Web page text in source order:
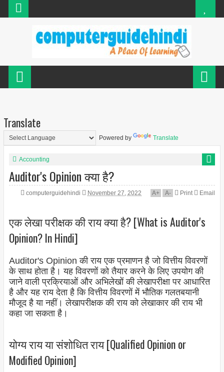
Translate
Powered by Translate
Accounting
Auditor's Opinion क्या है?
computerguidehindi November 27, 2022 A+ A- Print Email
एक लेखा परीक्षक की राय क्या है? [What is Auditor's
Opinion? In Hindi]
Auditor's Opinion की राय एक प्रमाणन है जो वित्तीय विवरणों
के साथ होता है। यह विवरणों को तैयार करने के लिए उपयोग की
जाने वाली प्रक्रियाओं और अभिलेखों की लेखापरीक्षा पर आधारित
है और यह राय देता है कि वित्तीय विवरणों में भौतिक गलतबयानी
मौजूद है या नहीं। लेखापरीक्षक की राय को लेखाकार की राय भी
कहा जा सकता है।
योग्य राय या संशोधित राय [Qualified Opinion or
Modified Opinion]